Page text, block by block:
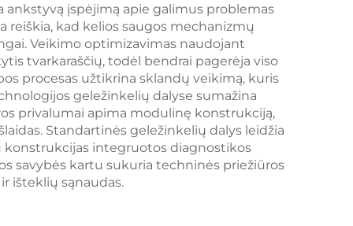
įspėjimą apie galimus problemas
reiškia, kad kelios saugos mechanizmų
Veikimo optimizavimas naudojant
tvarkaraščių, todėl bendrai pagerėja viso
procesas užtikrina sklandų veikimą, kuris
geležinkelių dalyse sumažina
privalumai apima modulinę konstrukciją,
Standartinės geležinkelių dalys leidžia
konstrukcijas integruotos diagnostikos
savybės kartu sukuria techninės priežiūros
išteklių sąnaudas.